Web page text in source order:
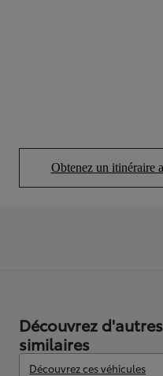
Obtenez un itinéraire
Découvrez
similaires
Découvrez ces véhicules